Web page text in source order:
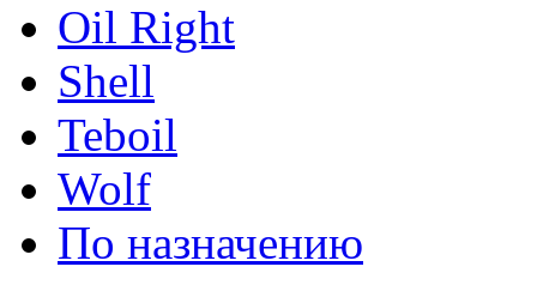
Oil Right
Shell
Teboil
Wolf
По назначению